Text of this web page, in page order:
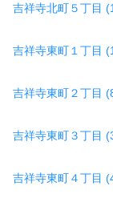
吉祥寺北町５丁目
吉祥寺東町１丁目
吉祥寺東町２丁目
吉祥寺東町３丁目
吉祥寺東町４丁目